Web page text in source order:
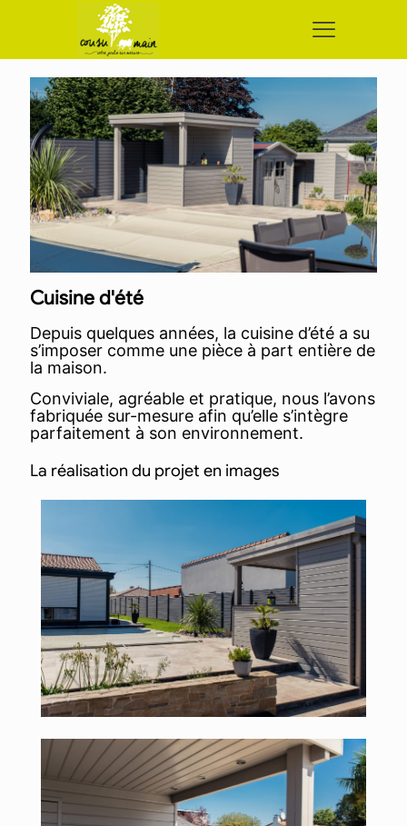
Cuisine d'été
Depuis quelques années, la cuisine d’été a su
s’imposer comme une pièce à part entière de
la maison.
Conviviale, agréable et pratique, nous l’avons
fabriquée sur-mesure afin qu’elle s’intègre
parfaitement à son environnement.
La réalisation du projet en images